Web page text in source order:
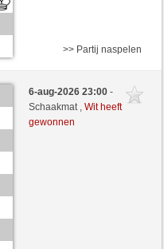
move
>> Partij naspelen
6-aug-2026 23:00-
Schaakmat ,Wit heeft
gewonnen